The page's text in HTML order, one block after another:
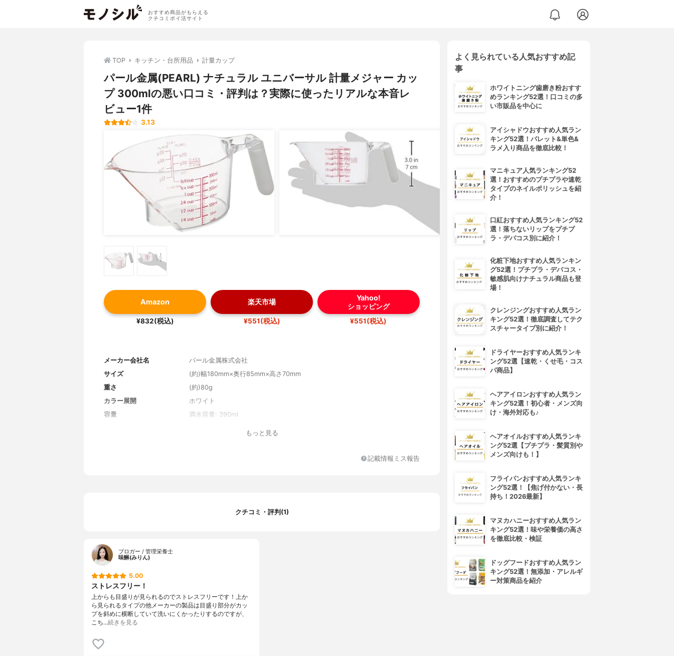
おすすめ商品がもらえる
クチコミポイ活サイト
TOP キッチン・台所用品 計量カップ
パール金属(PEARL) ナチュラル ユニバーサル 計量メジャー カッ
プ 300mlの悪い口コミ・評判は？実際に使ったリアルな本音レ
ビュー1件
3.13
Amazon
¥832(税込)
楽天市場
¥551(税込)
Yahoo!
ショッピング
¥551(税込)
メーカー会社名
パール金属株式会社
サイズ
(約)幅180mm×奥行85mm×高さ70mm
重さ
(約)80g
カラー展開
ホワイト
容量
満水容量: 390ml
◯本体耐熱温度100度、耐冷温度-10度ハンドル耐熱温度180度、耐冷温度-10
もっと見る
記載情報ミス報告
クチコミ・評判(1)
ブロガー / 管理栄養士
味醂(みりん)
5.00
ストレスフリー！
上からも目盛りが見られるのでストレスフリーです！上か
ら見られるタイプの他メーカーの製品は目盛り部分がカッ
プを斜めに横断していて洗いにくかったりするのですが、
こち…続きを見る
よく見られている人気おすすめ記
事
ホワイトニング歯磨き粉おすす
めランキング52選！口コミの多
い市販品を中心に
アイシャドウおすすめ人気ラン
キング52選！パレット&単色&
ラメ入り商品を徹底比較！
マニキュア人気ランキング52
選！おすすめのプチプラや速乾
タイプのネイルポリッシュを紹
介！
口紅おすすめ人気ランキング52
選！落ちないリップをプチプ
ラ・デパコス別に紹介！
化粧下地おすすめ人気ランキン
グ52選！プチプラ・デパコス・
敏感肌向けナチュラル商品も登
場！
クレンジングおすすめ人気ラン
キング52選！徹底調査してテク
スチャータイプ別に紹介！
ドライヤーおすすめ人気ランキ
ング52選【速乾・くせ毛・コス
パ商品】
ヘアアイロンおすすめ人気ラン
キング52選！初心者・メンズ向
け・海外対応も♪
ヘアオイルおすすめ人気ランキ
ング52選【プチプラ・髪質別や
メンズ向けも！】
フライパンおすすめ人気ランキ
ング52選！【焦げ付かない・長
持ち！2026最新】
マヌカハニーおすすめ人気ラン
キング52選！味や栄養価の高さ
を徹底比較・検証
ドッグフードおすすめ人気ラン
キング52選！無添加・アレルギ
ー対策商品を紹介